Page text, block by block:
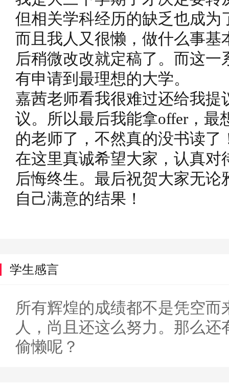
但相关学科经历的缺乏也成为
而且我人又很懒，做什么事
后稍微改改就定稿了。而这
有申请到最理想的大学。
嘉茜老师看我很难过还给我
议。所以最后我能拿offer，最
的老师了，不然真的没书读了
在这里真诚希望大家，认真
后悔终生。最后祝贺大家无
自己满意的结果！
学生感言
所有辉煌的成绩都不是凭空
人，尚且还这么努力。那么
偷懒呢？